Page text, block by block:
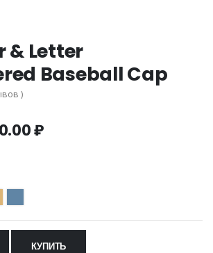
& Letter
Baseball Cap
)
₽
КУПИТЬ